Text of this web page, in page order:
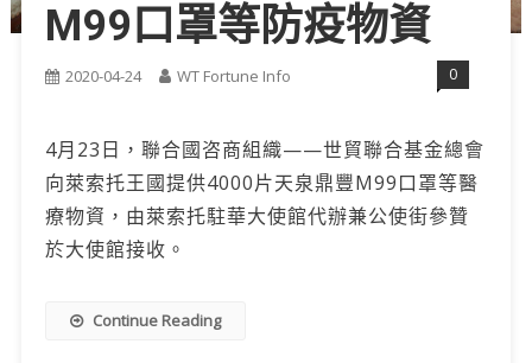
M99口罩等防疫物資
2020-04-24 WT Fortune Info 0
4月23日，聯合國咨商組織——世貿聯合基金總會
向萊索托王國提供4000片天泉鼎豐M99口罩等醫
療物資，由萊索托駐華大使館代辦兼公使街參贊
於大使館接收。
Continue Reading